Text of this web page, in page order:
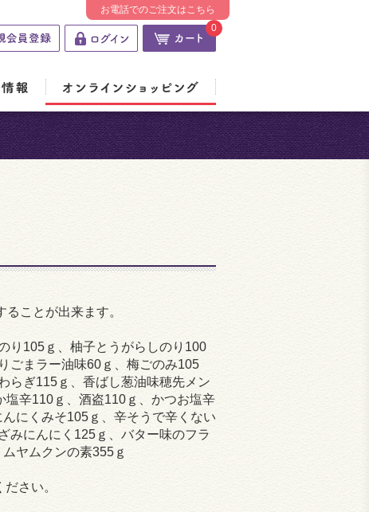
0
お電話でのご注文はこちら
ことが出来ます。
り105ｇ、柚子とうがらしのり100
ごまラー油味60ｇ、梅ごのみ105
らぎ115ｇ、香ばし葱油味穂先メン
辛110ｇ、酒盗110ｇ、かつお塩辛
にくみそ105ｇ、辛そうで辛くない
みにんにく125ｇ、バター味のフラ
ヤムクンの素355ｇ
さい。